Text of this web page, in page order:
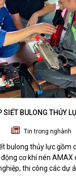
BULONG THỦY
Tin trong nghành
bulong thủy lực gồm
cơ khí nén AMAX
thi công các dự